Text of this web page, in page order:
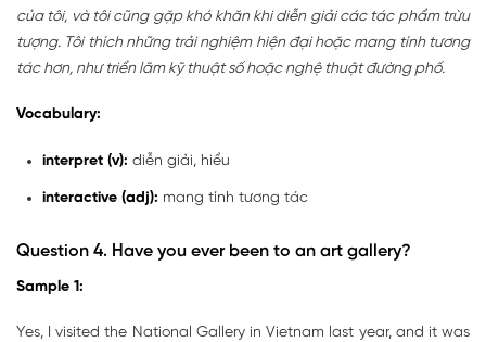
của tôi, và tôi cũng gặp khó khăn khi diễn giải các tác phẩm trừu
tượng. Tôi thích những trải nghiệm hiện đại hoặc mang tính tương
tác hơn, như triển lãm kỹ thuật số hoặc nghệ thuật đường phố.
Vocabulary:
interpret (v): diễn giải, hiểu
interactive (adj): mang tính tương tác
Question 4. Have you ever been to an art gallery?
Sample 1:
Yes, I visited the National Gallery in Vietnam last year, and it was